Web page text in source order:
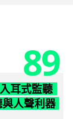
89
耳式監聽
人聲利器